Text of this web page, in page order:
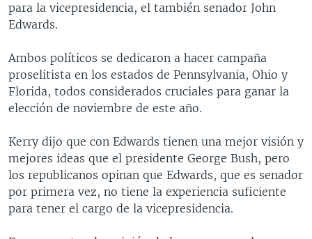
búsqueda
CHILE
ECUADOR
VENEZUELA
BRASIL
EL SALVADOR
HONDURAS
NICARAGUA
INMIGRACIÓN
MUNDO
ECONOMÍA
ENTRETENIMIENTO Y CULTURA
TECNOLOGÍA
DEPORTES
CIENCIA Y SALUD
ESPECIALES DE LA VOA
UCRANIA
MULTIMEDIA
VIDEOS
FOTOGRAFÍA
AUDIOS
PROGRAMAS TV
EL MUNDO AL DÍA
FORO INTERAMERICANO
VISIÓN 360
LAS CLAVES
RADIO
AVANCE INFORMATIVO
AUDIONOTICIAS
BUENOS DÍAS AMÉRICA
DIRECT
DOCUMENTALES DE LA VOA
para la vicepresidencia, el también senador John
Edwards.
Ambos políticos se dedicaron a hacer campaña
proselitista en los estados de Pennsylvania, Ohio y
Florida, todos considerados cruciales para ganar la
elección de noviembre de este año.
Kerry dijo que con Edwards tienen una mejor visión y
mejores ideas que el presidente George Bush, pero
los republicanos opinan que Edwards, que es senador
por primera vez, no tiene la experiencia suficiente
para tener el cargo de la vicepresidencia.